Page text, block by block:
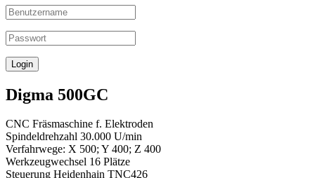
Digma 500GC
CNC Fräsmaschine f. Elektroden
Spindeldrehzahl 30.000 U/min
Verfahrwege: X 500; Y 400; Z 400
Werkzeugwechsel 16 Plätze
Steuerung Heidenhain TNC426